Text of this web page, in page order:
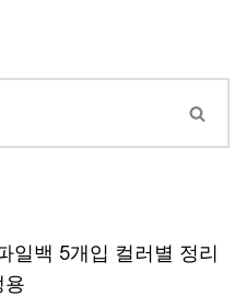
일백 5개입 컬러별 정리
용